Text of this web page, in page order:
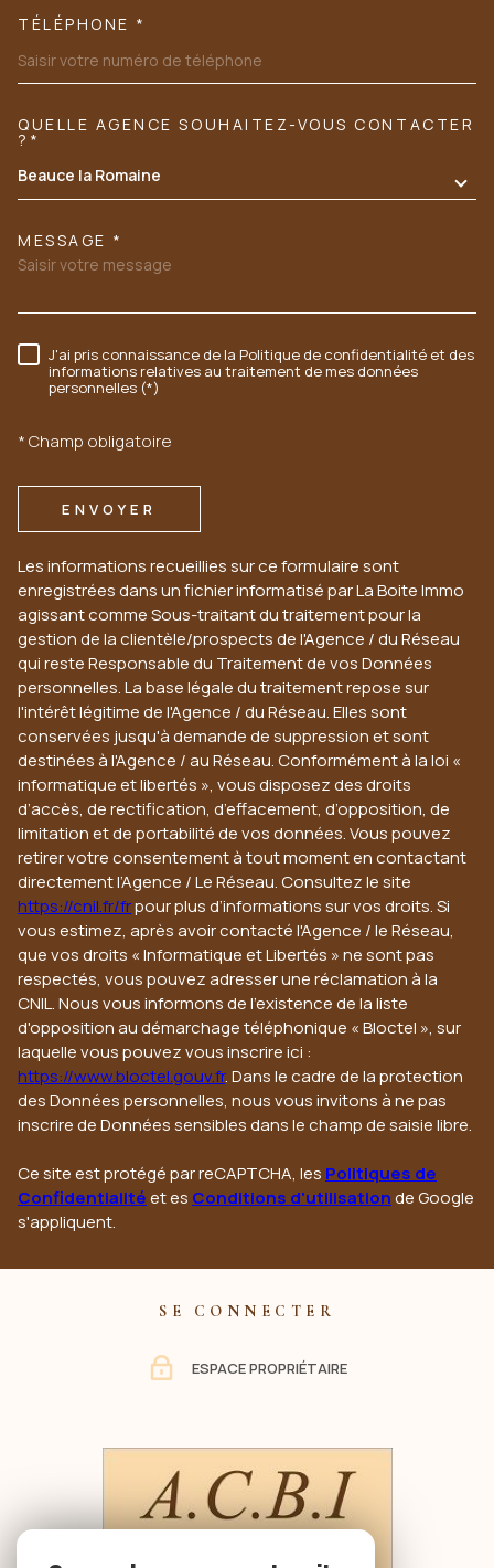
TÉLÉPHONE *
TRAD_MELTEM_VOREDEMANDE
QUELLE AGENCE SOUHAITEZ-VOUS CONTACTER
?*
Beauce la Romaine
MESSAGE *
RÈGLEMENTATION
J'ai pris connaissance de la Politique de confidentialité et des
informations relatives au traitement de mes données
personnelles (*)
* Champ obligatoire
ENVOYER
Les informations recueillies sur ce formulaire sont
enregistrées dans un fichier informatisé par La Boite Immo
agissant comme Sous-traitant du traitement pour la
gestion de la clientèle/prospects de l'Agence / du Réseau
qui reste Responsable du Traitement de vos Données
personnelles. La base légale du traitement repose sur
l'intérêt légitime de l'Agence / du Réseau. Elles sont
conservées jusqu'à demande de suppression et sont
destinées à l'Agence / au Réseau. Conformément à la loi «
informatique et libertés », vous disposez des droits
d’accès, de rectification, d’effacement, d’opposition, de
limitation et de portabilité de vos données. Vous pouvez
retirer votre consentement à tout moment en contactant
directement l’Agence / Le Réseau. Consultez le site
https://cnil.fr/frpour plus d’informations sur vos droits. Si
vous estimez, après avoir contacté l'Agence / le Réseau,
que vos droits « Informatique et Libertés » ne sont pas
respectés, vous pouvez adresser une réclamation à la
CNIL. Nous vous informons de l’existence de la liste
d'opposition au démarchage téléphonique « Bloctel », sur
laquelle vous pouvez vous inscrire ici :
https://www.bloctel.gouv.fr. Dans le cadre de la protection
des Données personnelles, nous vous invitons à ne pas
inscrire de Données sensibles dans le champ de saisie libre.
Ce site est protégé par reCAPTCHA, les Politiques de
Confidentialitéet es Conditions d'utilisationde Google
s'appliquent.
SE CONNECTER
ESPACE PROPRIÉTAIRE